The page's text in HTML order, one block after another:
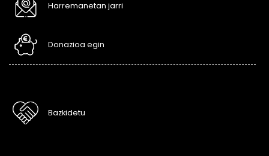
Harremanetan jarri
Donazioa egin
Bazkidetu